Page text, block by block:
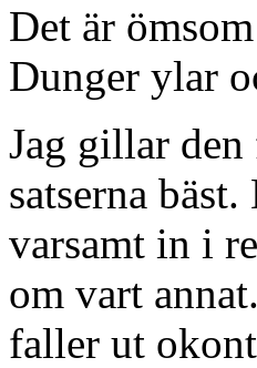
Det är
Dunger ylar
Jag gillar
satserna
varsamt in i
om vart
faller ut